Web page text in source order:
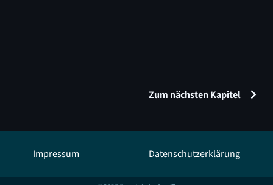
Zum nächsten Kapitel
Impressum Datenschutzerklärung